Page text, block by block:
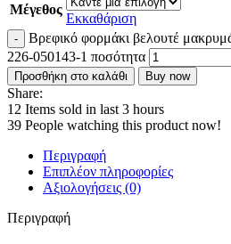
Μέγεθος
Εκκαθάριση
Βρεφικό φορμάκι βελουτέ
226-050143-1 ποσότητα
Προσθήκη στο καλάθι Buy now
Share:
12 Items sold in last 3 hours
39 People watching this product now!
Περιγραφή
Επιπλέον πληροφορίες
Αξιολογήσεις (0)
Περιγραφή